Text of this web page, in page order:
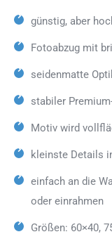
günstig, aber
Fotoabzug mit
seidenmatte
stabiler
Motiv wird
kleinste Details
einfach an die
oder einrahmen
Größen: 60×40,